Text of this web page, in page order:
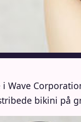
Wave
bikini på